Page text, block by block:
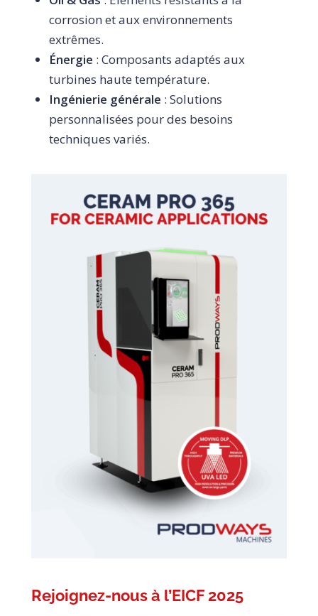
corrosion et aux environnements
extrêmes.
Énergie : Composants adaptés aux
turbines haute température.
Ingénierie générale : Solutions
personnalisées pour des besoins
techniques variés.
Rejoignez-nous à l’EICF 2025